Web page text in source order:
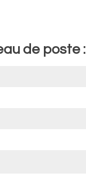
de poste